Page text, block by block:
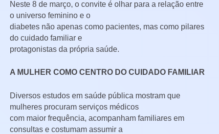
Neste 8 de março, o convite é olhar para a relação entre
o universo feminino e o
diabetes não apenas como pacientes, mas como pilares
do cuidado familiar e
protagonistas da própria saúde.
A MULHER COMO CENTRO DO CUIDADO FAMILIAR
Diversos estudos em saúde pública mostram que
mulheres procuram serviços médicos
com maior frequência, acompanham familiares em
consultas e costumam assumir a